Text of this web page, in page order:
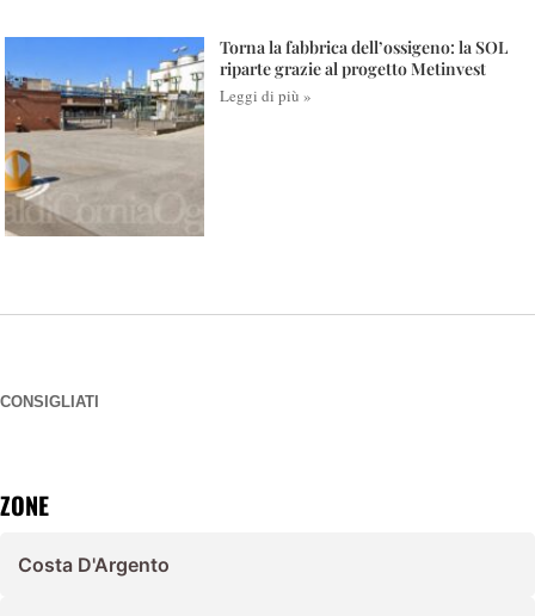
Torna la fabbrica dell’ossigeno: la SOL
riparte grazie al progetto Metinvest
Leggi di più »
CONSIGLIATI
ZONE
Costa D'Argento